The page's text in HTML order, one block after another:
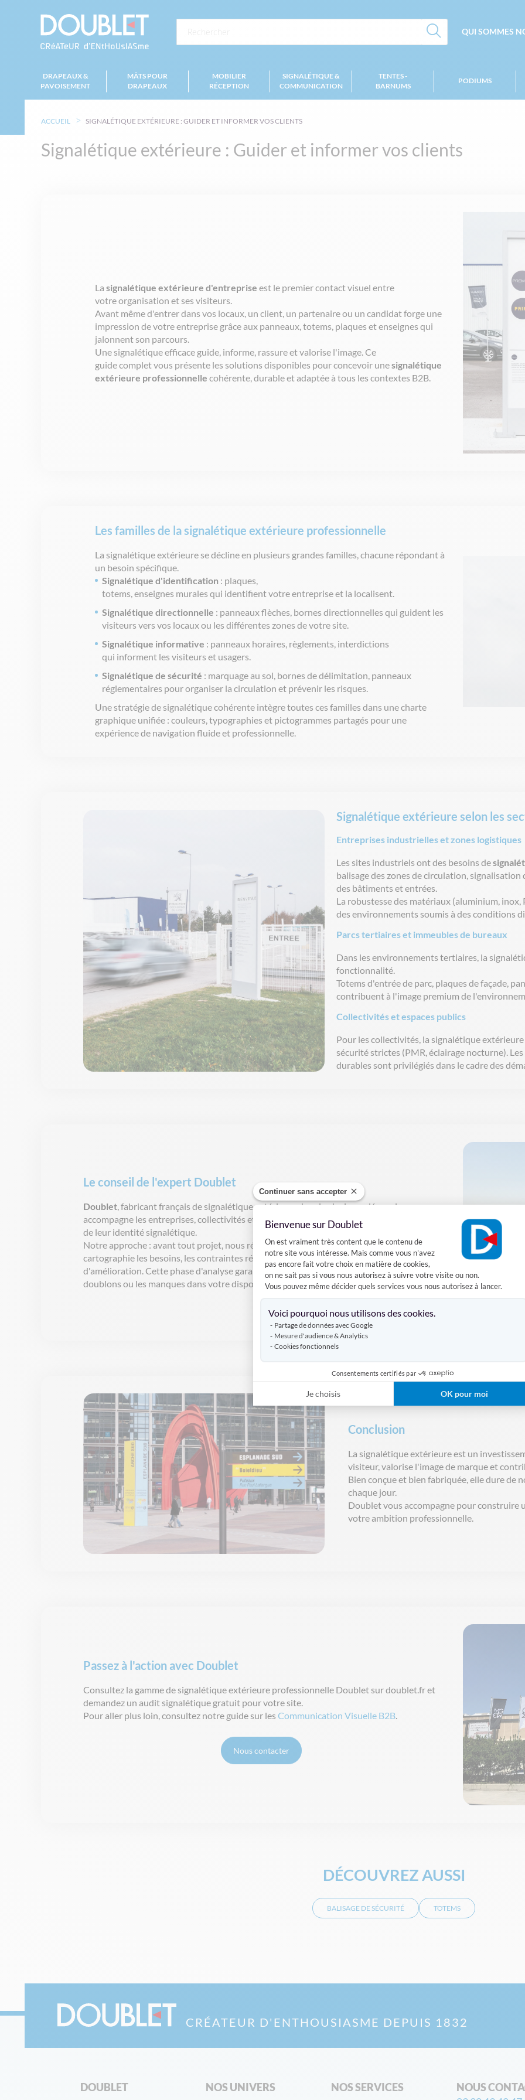
Continuer sans accepter
Bienvenue sur Doublet
Plateforme de Gestion du
On est vraiment très content que le contenu de
notre site vous intéresse. Mais comme vous n'avez
pas encore fait votre choix en matière de cookies,
on ne sait pas si vous nous autorisez à suivre votre visite ou non.
Vous pouvez même décider quels services vous nous autorisez à lancer.
Voici pourquoi nous utilisons des cookies.
Partage de données avec Google
Mesure d'audience & Analytics
Cookies fonctionnels
Consentements certifiés par
Je choisis OK pour moi
QUI SOMMES
DRAPEAUX &
PAVOISEMENT
MÂTS POUR
DRAPEAUX
MOBILIER
RÉCEPTION
SIGNALÉTIQUE &
COMMUNICATION
TENTES -
BARNUMS
PODIUMS
ACCUEIL SIGNALÉTIQUE EXTÉRIEURE : GUIDER ET INFORMER VOS CLIENTS
Signalétique extérieure : Guider et informer vos clients
La signalétique extérieure d'entreprise est le premier contactvisuel entre
votreorganisation et ses visiteurs.
Avant mêmed'entrerdans vos locaux, un client, un partenaireou un candidatforge une
impression devotreentreprise grâce aux panneaux, totems, plaques etenseignes qui
jalonnent son parcours.
Une signalétiqueefficace guide, informe, rassureetvalorise l'image. Ce
guidecompletvous présente les solutions disponibles pourconcevoir unesignalétique
extérieure professionnelle cohérente, durable et adaptée à tous les contextes B2B.
Les familles de la signalétique extérieure professionnelle
La signalétiqueextérieure sedéclineen plusieurs grandes familles,chacune répondant à
un besoin spécifique.
Signalétique d'identification : plaques,
totems,enseignes murales qui identifientvotreentrepriseet la localisent.
Signalétique directionnelle : panneauxflèches, bornes directionnelles qui guident les
visiteurs vers vos locauxou les différentes zones devotre site.
Signalétique informative : panneaux horaires, règlements, interdictions
qui informent les visiteurs et usagers.
Signalétique de sécurité : marquage au sol, bornes dedélimitation, panneaux
réglementaires pourorganiser la circulation et prévenir les risques.
Une stratégiede signalétiquecohérente intègretoutes ces familles dans unecharte
graphique unifiée : couleurs, typographies et pictogrammes partagés pour une
expériencede navigation fluideet professionnelle.
Signalétique extérieure selon les
Entreprises industrielles et zones logistiques
Les sites industriels ontdes besoins de
balisage des zones de circulation, signalisation
des bâtiments et entrées.
La robustessedes matériaux (aluminium, inox,
des environnements soumis à des conditions
Parcs tertiaires et immeubles de bureaux
Dans les environnements tertiaires, la
fonctionnalité.
Totems d'entréede parc, plaques de façade,
contribuent à l'image premium de
Collectivités et espaces publics
Pour les collectivités, la signalétiqueextérieure
sécurité strictes (PMR,éclairage nocturne). Les
durables sont privilégiés dans le cadre des
Le conseil de l'expert Doublet
Doublet , fabricant français de signalétique extérieuredepuisplusieursdécennies,
accompagne les entreprises collectivités et promoteurs immobiliers
dans la conception
de leur identité signalétique
Notre approche : avant tout projet , nous réalisonsunaudit designalétique qui
cartographie les besoins , les contraintes réglementaireset lesopportunités
d'amélioration . Cette phased'analyse garantitunecohérence globaleetévite les
doublons ou les manques dans votredispositif.
Conclusion
La signalétiqueextérieureest un
visiteur,valorise l'imagede marque et
Bien conçueet bien fabriquée,elledure de
chaque jour.
Doublet vous accompagne pourconstruire
votre ambition professionnelle.
Passez à l'action avec Doublet
Consultez la gammede signalétiqueextérieure professionnelle Doublet sur doublet.fr et
demandez un audit signalétique gratuit pourvotre site.
Pour aller plus loin,consultez notre guide sur les Communication Visuelle B2B.
Nous contacter
DÉCOUVREZ AUSSI
BALISAGE DE SÉCURITÉ TOTEMS
CRÉATEUR D'ENTHOUSIASME DEPUIS 1832
DOUBLET NOS UNIVERS NOS SERVICES
NOUS